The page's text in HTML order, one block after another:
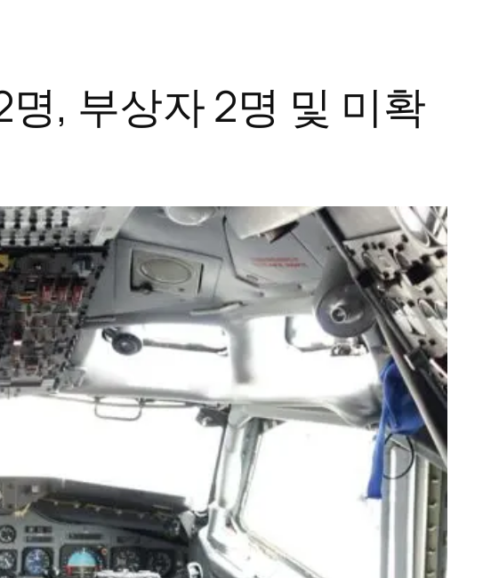
, 부상자 2명 및 미확